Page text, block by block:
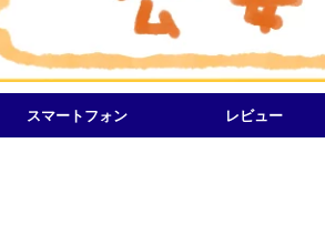
スマートフォン レビュー